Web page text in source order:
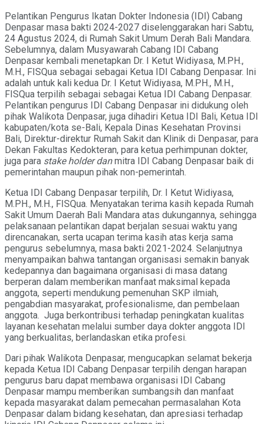
Pelantikan Pengurus Ikatan Dokter Indonesia (IDI) Cabang
Denpasar masa bakti 2024-2027 diselenggarakan hari Sabtu,
24 Agustus 2024, di Rumah Sakit Umum Derah Bali Mandara.
Sebelumnya, dalam Musyawarah Cabang IDI Cabang
Denpasar kembali menetapkan Dr. I Ketut Widiyasa, M.PH.,
M.H., FISQua sebagai sebagai Ketua IDI Cabang Denpasar. Ini
adalah untuk kali kedua Dr. I Ketut Widiyasa, M.PH., M.H.,
FISQua terpilih sebagai sebagai Ketua IDI Cabang Denpasar.
Pelantikan pengurus IDI Cabang Denpasar ini didukung oleh
pihak Walikota Denpasar, juga dihadiri Ketua IDI Bali, Ketua IDI
kabupaten/kota se-Bali, Kepala Dinas Kesehatan Provinsi
Bali, Direktur-direktur Rumah Sakit dan Klinik di Denpasar, para
Dekan Fakultas Kedokteran, para ketua perhimpunan dokter,
juga para stake holder danmitra IDI Cabang Denpasar baik di
pemerintahan maupun pihak non-pemerintah.
Ketua IDI Cabang Denpasar terpilih, Dr. I Ketut Widiyasa,
M.PH., M.H., FISQua. Menyatakan terima kasih kepada Rumah
Sakit Umum Daerah Bali Mandara atas dukungannya, sehingga
pelaksanaan pelantikan dapat berjalan sesuai waktu yang
direncanakan, serta ucapan terima kasih atas kerja sama
pengurus sebelumnya, masa bakti 2021-2024. Selanjutnya
menyampaikan bahwa tantangan organisasi semakin banyak
kedepannya dan bagaimana organisasi di masa datang
berperan dalam memberikan manfaat maksimal kepada
anggota, seperti mendukung pemenuhan SKP ilmiah,
pengabdian masyarakat, profesionalisme, dan pembelaan
anggota. Juga berkontribusi terhadap peningkatan kualitas
layanan kesehatan melalui sumber daya dokter anggota IDI
yang berkualitas, berlandaskan etika profesi.
Dari pihak Walikota Denpasar, mengucapkan selamat bekerja
kepada Ketua IDI Cabang Denpasar terpilih dengan harapan
pengurus baru dapat membawa organisasi IDI Cabang
Denpasar mampu memberikan sumbangsih dan manfaat
kepada masyarakat dalam pemecahan permasalahan Kota
Denpasar dalam bidang kesehatan, dan apresiasi terhadap